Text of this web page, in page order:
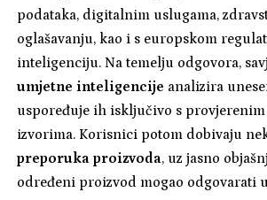
podataka, digitalnim uslugama,
oglašavanju, kao i s europskom
inteligenciju. Na temelju odgovora,
umjetne inteligencije analizira
uspoređuje ih isključivo s
izvorima. Korisnici potom dobivaju
preporuka proizvoda, uz jasno
određeni proizvod mogao odgovarati